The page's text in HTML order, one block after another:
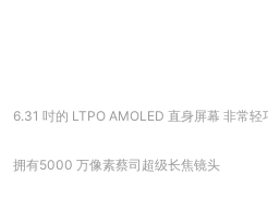
6.31 吋的 LTPO AMOLED 直身屏幕 非常轻
拥有5000 万像素蔡司超级长焦镜头